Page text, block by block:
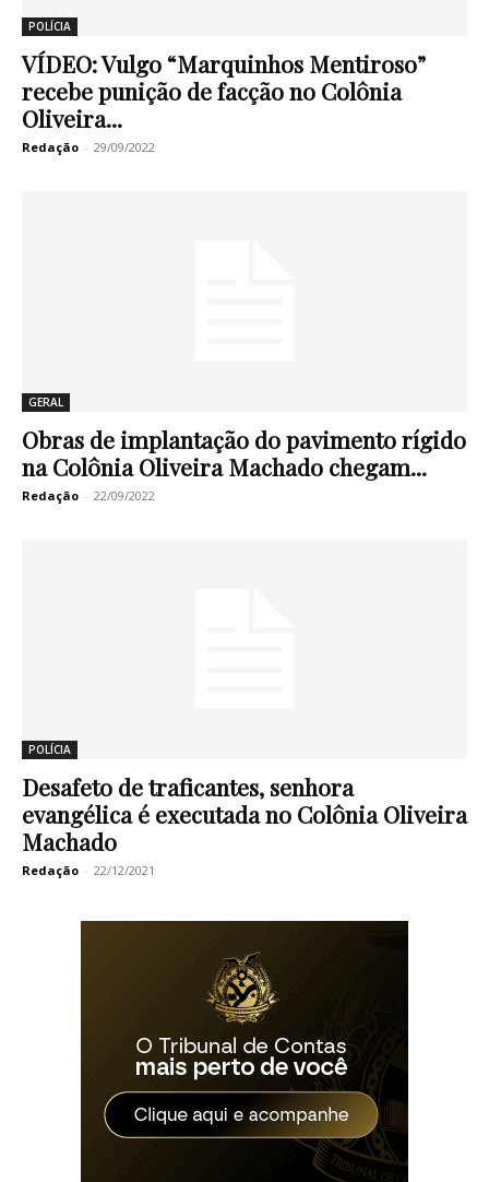
POLÍCIA
VÍDEO: Vulgo “Marquinhos Mentiroso”
recebe punição de facção no Colônia
Oliveira...
Redação - 29/09/2022
GERAL
Obras de implantação do pavimento rígido
na Colônia Oliveira Machado chegam...
Redação - 22/09/2022
POLÍCIA
Desafeto de traficantes, senhora
evangélica é executada no Colônia Oliveira
Machado
Redação - 22/12/2021